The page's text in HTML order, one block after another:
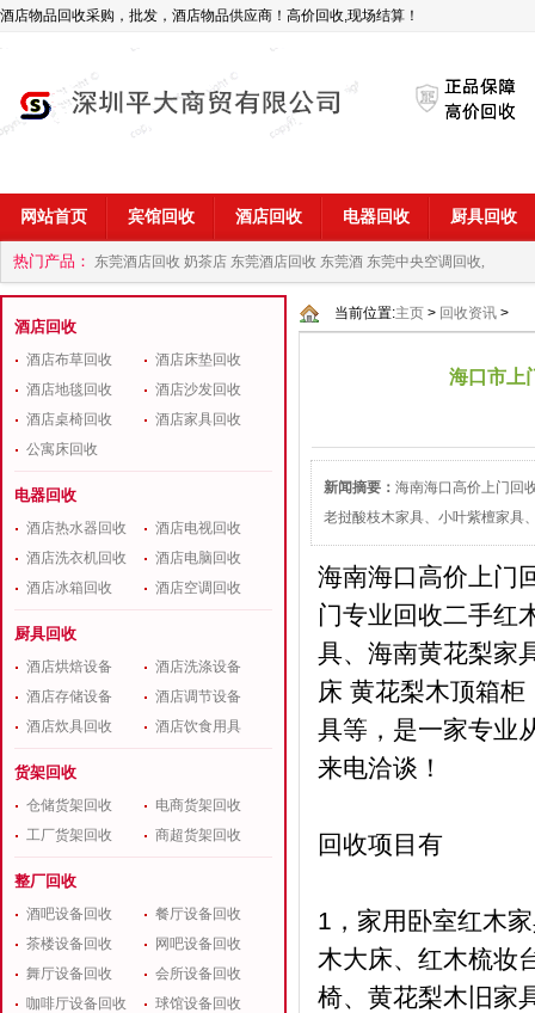
酒店物品回收采购，批发，酒店物品供应商！高价回收,现场结算！
网站首页 宾馆回收 酒店回收 电器回收 厨具回收
热门产品： 东莞酒店回收 奶茶店 东莞酒店回收 东莞酒 东莞中央空调回收,
商 深圳酒店用品回收公司
酒店回收
酒店布草回收
酒店床垫回收
酒店地毯回收
酒店沙发回收
酒店桌椅回收
酒店家具回收
公寓床回收
电器回收
酒店热水器回收
酒店电视回收
酒店洗衣机回收
酒店电脑回收
酒店冰箱回收
酒店空调回收
厨具回收
酒店烘焙设备
酒店洗涤设备
酒店存储设备
酒店调节设备
酒店炊具回收
酒店饮食用具
货架回收
仓储货架回收
电商货架回收
工厂货架回收
商超货架回收
整厂回收
酒吧设备回收
餐厅设备回收
茶楼设备回收
网吧设备回收
舞厅设备回收
会所设备回收
咖啡厅设备回收
球馆设备回收
当前位置:主页 > 回收资讯 >
海口市上
新闻摘要： 海南海口高价上门回
老挝酸枝木家具、小叶紫檀家具
海南海口高价上门
门专业回收二手红
具、海南黄花梨家
床 黄花梨木顶箱
具等，是一家专业
来电洽谈！
回收项目有
1，家用卧室红木
木大床、红木梳妆
椅、黄花梨木旧家